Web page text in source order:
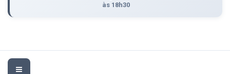
às 18h30
Toggle